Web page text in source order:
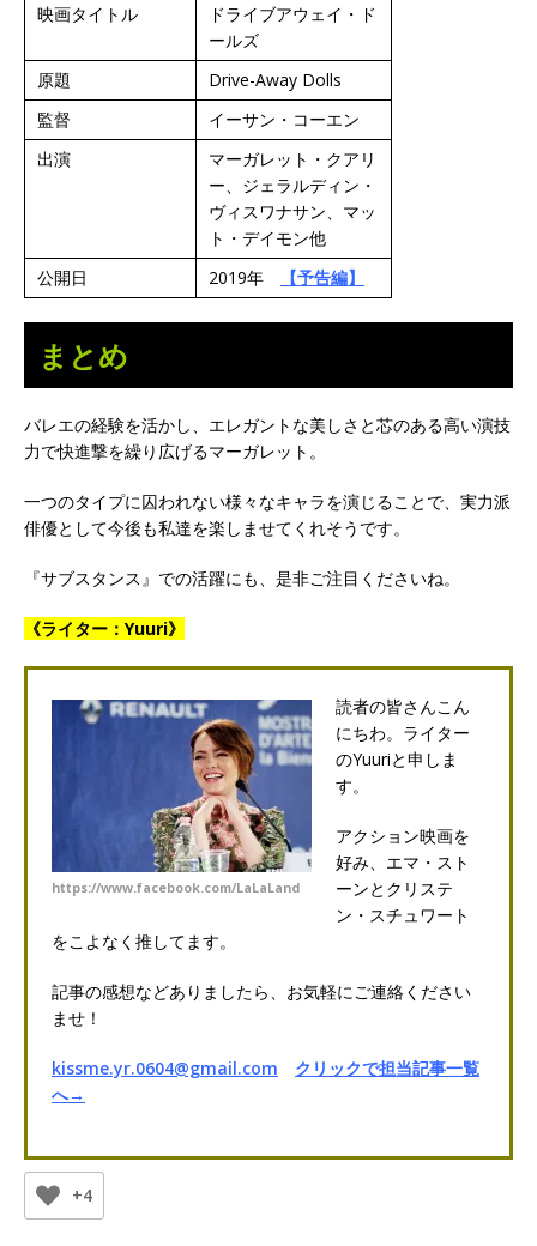
映画タイトル
ドライブアウェイ・ド
ールズ
原題
Drive-Away Dolls
監督
イーサン・コーエン
出演
マーガレット・クアリ
ー、ジェラルディン・
ヴィスワナサン、マッ
ト・デイモン他
公開日
2019年 【予告編】
まとめ
バレエの経験を活かし、エレガントな美しさと芯のある高い演技
力で快進撃を繰り広げるマーガレット。
一つのタイプに囚われない様々なキャラを演じることで、実力派
俳優として今後も私達を楽しませてくれそうです。
『サブスタンス』での活躍にも、是非ご注目くださいね。
《ライター： Yuuri》
https://www.facebook.com/LaLaLand
読者の皆さんこん
にちわ。ライター
のYuuriと申しま
す。
アクション映画を
好み、エマ・スト
ーンとクリステ
ン・スチュワート
をこよなく推してます。
記事の感想などありましたら、お気軽にご連絡ください
ませ！
kissme.yr.0604@gmail.com
クリックで担当記事一覧
へ→
+4